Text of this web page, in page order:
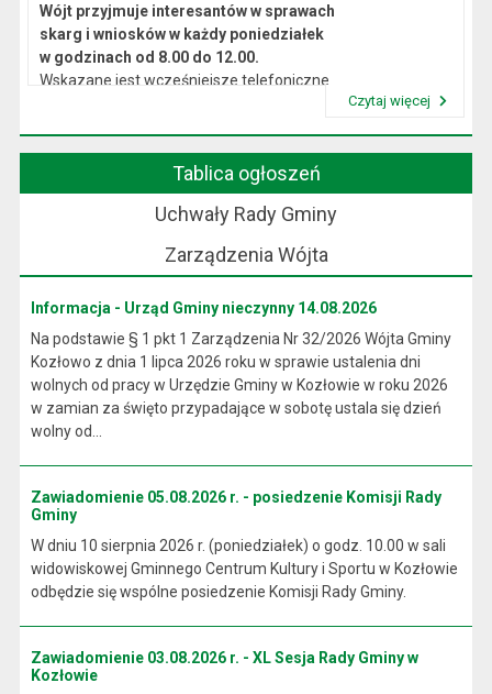
Wójt przyjmuje interesantów w sprawach
skarg i wniosków w każdy poniedziałek
w godzinach od 8.00 do 12.00.
Wskazane jest wcześniejsze telefoniczne
Czytaj więcej
Tablica ogłoszeń
Uchwały Rady Gminy
Zarządzenia Wójta
Informacja - Urząd Gminy nieczynny 14.08.2026
Na podstawie § 1 pkt 1 Zarządzenia Nr 32/2026 Wójta Gminy
Kozłowo z dnia 1 lipca 2026 roku w sprawie ustalenia dni
wolnych od pracy w Urzędzie Gminy w Kozłowie w roku 2026
w zamian za święto przypadające w sobotę ustala się dzień
wolny od...
Zawiadomienie 05.08.2026 r. - posiedzenie Komisji Rady
Gminy
W dniu 10 sierpnia 2026 r. (poniedziałek) o godz. 10.00 w sali
widowiskowej Gminnego Centrum Kultury i Sportu w Kozłowie
odbędzie się wspólne posiedzenie Komisji Rady Gminy.
Zawiadomienie 03.08.2026 r. - XL Sesja Rady Gminy w
Kozłowie